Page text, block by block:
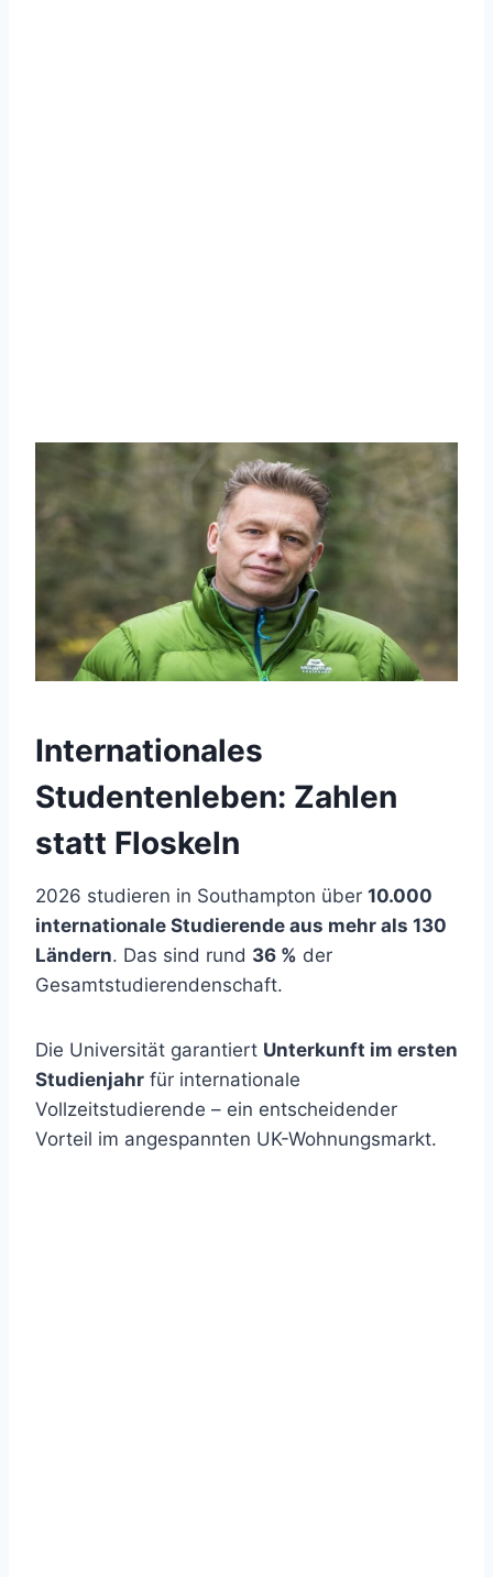
Internationales
Studentenleben: Zahlen
statt Floskeln
2026 studieren in Southampton über 10.000
internationale Studierende aus mehr als 130
Ländern. Das sind rund 36 % der
Gesamtstudierendenschaft.
Die Universität garantiert Unterkunft im ersten
Studienjahr für internationale
Vollzeitstudierende – ein entscheidender
Vorteil im angespannten UK-Wohnungsmarkt.